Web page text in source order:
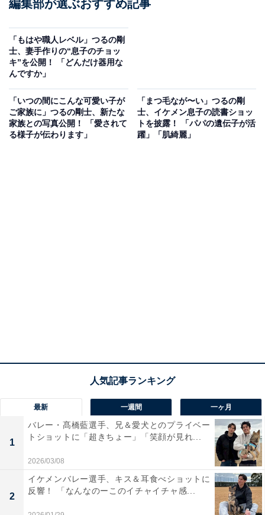
編集部が選ぶおすすめ記事
「もはや職人レベル」つるの剛
士、妻手作りの“息子のチョッ
キ”を公開！ 「どんだけ器用な
んですか」
「いつの間にこんな可愛い子が
ご家族に」つるの剛士、新たな
家族との写真公開！ 「愛されて
る様子が伝わります」
「まつ毛なが〜い」つるの剛
士、イケメン息子の読書ショッ
トを披露！ 「パパの遺伝子が活
躍」「肌綺麗」
最新 一週間 一ヶ月
1
バレー・髙橋藍選手、兄＆愛犬とのプライベー
トショットに「超きちょー」「笑顔が見れ...
2026/03/08
2
イケメンバレー選手、キス＆耳食べショットに
反響！ 「なんなのーこのイチャイチャ感...